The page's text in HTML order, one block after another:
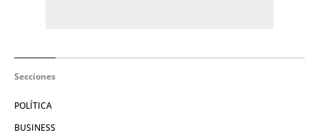
Secciones
POLÍTICA
BUSINESS